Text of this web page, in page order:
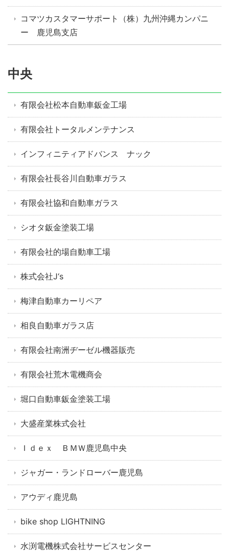
コマツカスタマーサポート（株）九州沖縄カンパニ
ー 鹿児島支店
中央
有限会社松本自動車鈑金工場
有限会社トータルメンテナンス
インフィニティアドバンス ナック
有限会社長谷川自動車ガラス
有限会社協和自動車ガラス
シオタ鈑金塗装工場
有限会社的場自動車工場
株式会社J‘s
梅津自動車カーリペア
相良自動車ガラス店
有限会社南洲ヂーゼル機器販売
有限会社荒木電機商会
堀口自動車鈑金塗装工場
大盛産業株式会社
Ｉｄｅｘ ＢＭＷ鹿児島中央
ジャガー・ランドローバー鹿児島
アウディ鹿児島
bike shop LIGHTNING
水渕電機株式会社サービスセンター